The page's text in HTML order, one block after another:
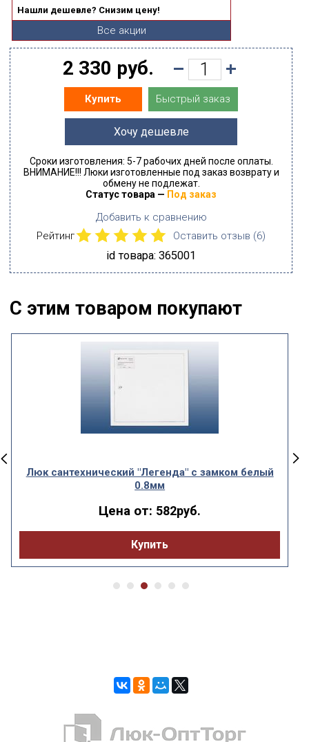
Нашли дешевле? Снизим цену!
Все акции
2 330 руб.
Купить Быстрый заказ
Хочу дешевле
Сроки изготовления: 5-7 рабочих дней после оплаты.
ВНИМАНИЕ!!! Люки изготовленные под заказ возврату и
обмену не подлежат.
Статус товара — Под заказ
Добавить к сравнению
Рейтинг
Оставить отзыв (6)
id товара: 365001
С этим товаром покупают
Люк сантехнический "Легенда" с замком белый
0.8мм
Цена от: 582руб.
Купить